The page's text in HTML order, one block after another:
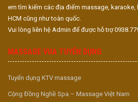
em tìm kiếm các địa điểm massage, karaoke,
HCM cũng như toàn quốc.
Vui lòng liên hệ Admin để được hỗ trợ
MASSAGE VUA TUYỂN DỤNG
Tuyển dụng KTV massage
Cộng Đồng Nghề Spa – Massage Việt Nam